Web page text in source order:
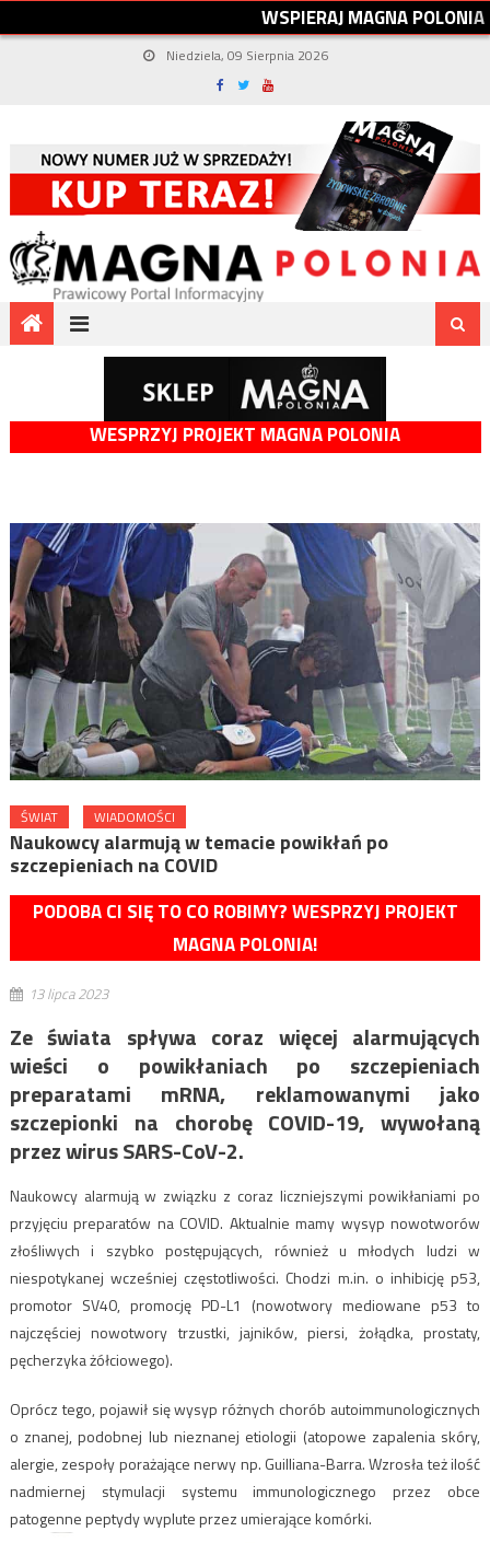
WSPIERAJMAGNAPOLONIA
Niedziela, 09 Sierpnia 2026
WESPRZYJ PROJEKT MAGNA POLONIA
ŚWIAT WIADOMOŚCI
Naukowcy alarmują w temacie powikłań po
szczepieniach na COVID
PODOBA CI SIĘ TO CO ROBIMY? WESPRZYJ PROJEKT
MAGNA POLONIA!
13 lipca 2023
Ze świata spływa coraz więcej alarmujących
wieści o powikłaniach po szczepieniach
preparatami mRNA, reklamowanymi jako
szczepionki na chorobę COVID-19, wywołaną
przez wirus SARS-CoV-2.
Naukowcy alarmują w związku z coraz liczniejszymi powikłaniami po
przyjęciu preparatów na COVID. Aktualnie mamy wysyp nowotworów
złośliwych i szybko postępujących, również u młodych ludzi w
niespotykanej wcześniej częstotliwości. Chodzi m.in. o inhibicję p53,
promotor SV40, promocję PD-L1 (nowotwory mediowane p53 to
najczęściej nowotwory trzustki, jajników, piersi, żołądka, prostaty,
pęcherzyka żółciowego).
Oprócz tego, pojawił się wysyp różnych chorób autoimmunologicznych
o znanej, podobnej lub nieznanej etiologii (atopowe zapalenia skóry,
alergie, zespoły porażające nerwy np. Guilliana-Barra. Wzrosła też ilość
nadmiernej stymulacji systemu immunologicznego przez obce
patogenne peptydy wyplute przez umierające komórki.